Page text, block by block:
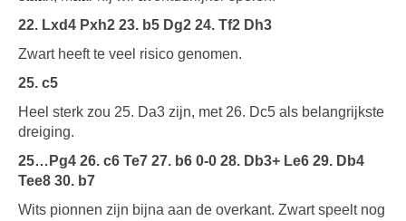
22. Lxd4 Pxh2 23. b5 Dg2 24. Tf2 Dh3
Zwart heeft te veel risico genomen.
25. c5
Heel sterk zou 25. Da3 zijn, met 26. Dc5 als belangrijkste
dreiging.
25…Pg4 26. c6 Te7 27. b6 0-0 28. Db3+ Le6 29. Db4
Tee8 30. b7
Wits pionnen zijn bijna aan de overkant. Zwart speelt nog